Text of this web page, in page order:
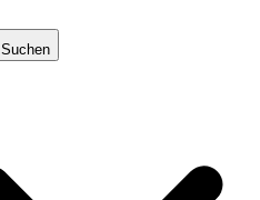
Suchen